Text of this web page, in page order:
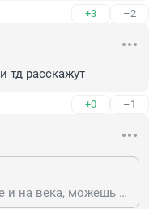
+3 –2
тд расскажут
+0 –1
У вас нет будущего, от ныне и на века, можешь сколько у годно скулить тут, на тебя уже и свечи поставлены и отпевание сделали